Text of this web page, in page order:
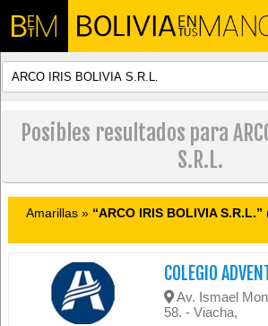
Posibles resultados para
S.R.L.
Amarillas » “ARCO IRIS BOLIVIA S.R.L.”
COLEGIO
Av. Ismael
58. - Viacha,